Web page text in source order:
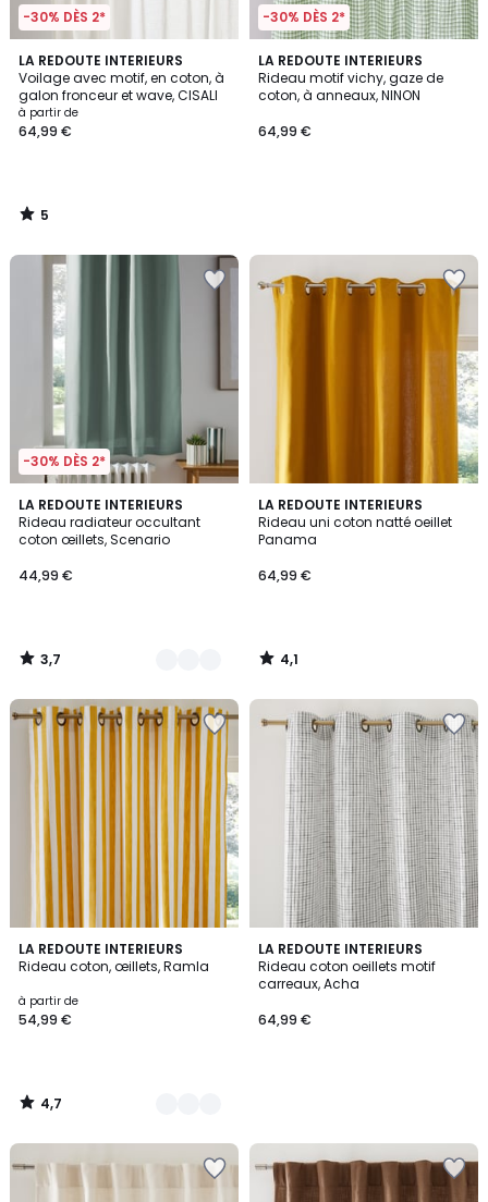
-30% DÈS 2*
LA REDOUTE INTERIEURS
Voilage avec motif, en coton, à
galon fronceur et wave, CISALI
à partir de
64,99 €
5
/
5
5
/
-30% DÈS 2*
LA REDOUTE INTERIEURS
Rideau motif vichy, gaze de
coton, à anneaux, NINON
64,99 €
-30% DÈS 2*
LA REDOUTE INTERIEURS
Rideau radiateur occultant
coton œillets, Scenario
44,99 €
3,7
/ 5
2
Couleurs
3,7
/
LA REDOUTE INTERIEURS
Rideau uni coton natté oeillet
Panama
64,99 €
4,1
/ 5
4,1
/
LA REDOUTE INTERIEURS
Rideau coton, œillets, Ramla
à partir de
54,99 €
4,7
/ 5
3
Couleurs
4,7
/
LA REDOUTE INTERIEURS
Rideau coton oeillets motif
carreaux, Acha
64,99 €